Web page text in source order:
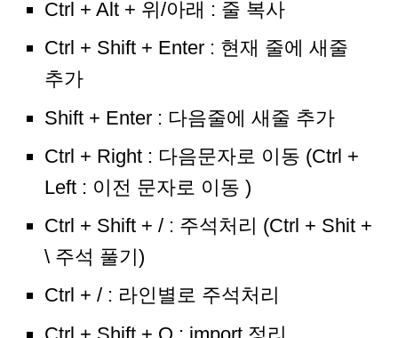
Ctrl + Alt + 위/아래 : 줄 복사
Ctrl + Shift + Enter : 현재 줄에 새줄
추가
Shift + Enter : 다음줄에 새줄 추가
Ctrl + Right : 다음문자로 이동 (Ctrl +
Left : 이전 문자로 이동 )
Ctrl + Shift + / : 주석처리 (Ctrl + Shit +
\ 주석 풀기)
Ctrl + / : 라인별로 주석처리
Ctrl + Shift + O : import 정리